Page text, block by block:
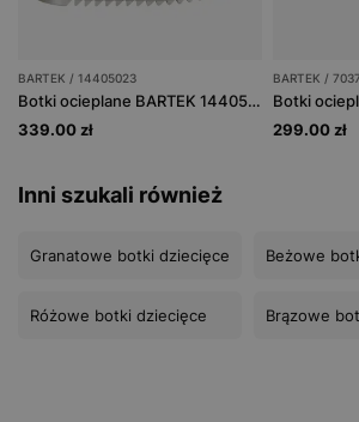
BARTEK / 14405023
Botki ocieplane BARTEK 14405023, dla dziewcząt, srebrno-biały
339.00 zł
BARTEK /
299.00 zł
Inni szukali również
Granatowe botki dziecięce
Różowe botki dziecięce
Beżowe
Brązowe